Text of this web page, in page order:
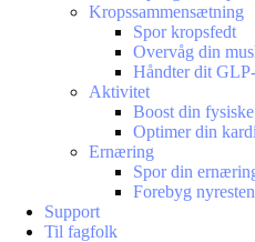
Kropssammensætning
Spor kropsfedt
Overvåg din
Håndter dit
Aktivitet
Boost din
Optimer din
Ernæring
Spor din
Forebyg nyresten
Support
Til fagfolk